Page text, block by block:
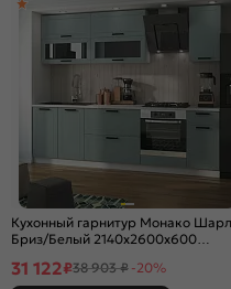
Кухонный гарнитур Монако
Бриз/Белый 2140x2600x600
31 122₽38 903 ₽ -20%